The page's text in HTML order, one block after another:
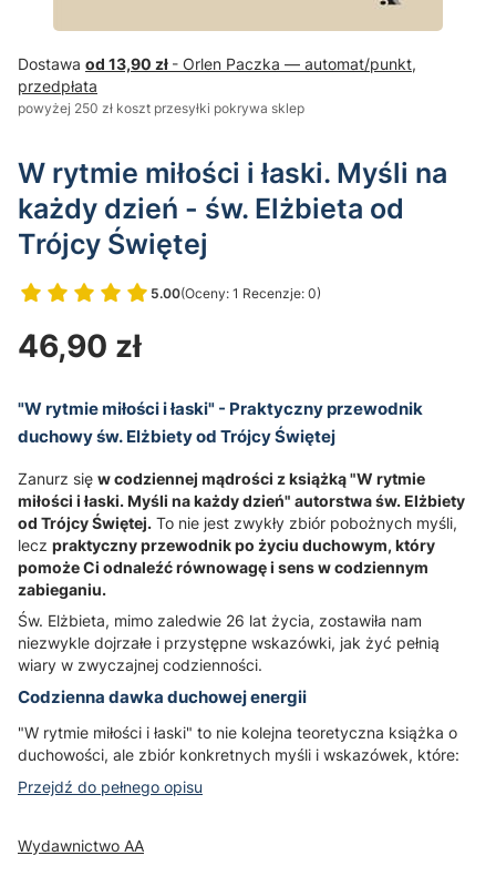
Dostawa od 13,90 zł - Orlen Paczka — automat/punkt,
przedpłata
powyżej 250 zł koszt przesyłki pokrywa sklep
W rytmie miłości i łaski. Myśli na
każdy dzień - św. Elżbieta od
Trójcy Świętej
5.00(Oceny: 1 Recenzje: 0)
Przejdź do sekcji Opinie
Cena
46,90 zł
"W rytmie miłości i łaski" - Praktyczny przewodnik
duchowy św. Elżbiety od Trójcy Świętej
Zanurz się w codziennej mądrości z książką "W rytmie
miłości i łaski. Myśli na każdy dzień" autorstwa św. Elżbiety
od Trójcy Świętej. To nie jest zwykły zbiór pobożnych myśli,
lecz praktyczny przewodnik po życiu duchowym, który
pomoże Ci odnaleźć równowagę i sens w codziennym
zabieganiu.
Św. Elżbieta, mimo zaledwie 26 lat życia, zostawiła nam
niezwykle dojrzałe i przystępne wskazówki, jak żyć pełnią
wiary w zwyczajnej codzienności.
Codzienna dawka duchowej energii
"W rytmie miłości i łaski" to nie kolejna teoretyczna książka o
duchowości, ale zbiór konkretnych myśli i wskazówek, które:
Przejdź do pełnego opisu
Wydawnictwo AA